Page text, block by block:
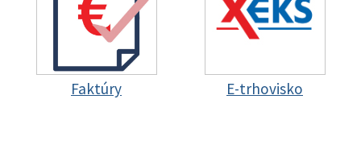
Faktúry E-trhovisko